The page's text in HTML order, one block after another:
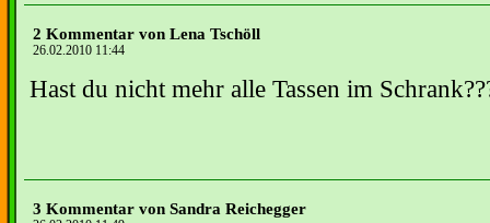
2 Kommentar von Lena Tschöll
26.02.2010 11:44
Hast du nicht mehr alle Tassen im
3 Kommentar von Sandra Reichegger